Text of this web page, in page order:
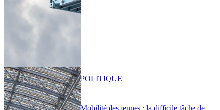
Mobilité des jeunes : la difficile tâche de
POLITIQUE